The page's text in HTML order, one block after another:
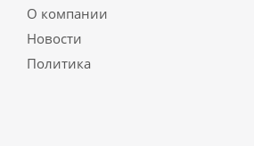
О компании
Новости
Политика